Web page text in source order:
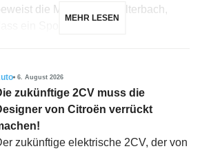
die Marke aus Affalterbach,
MEHR LESEN
6. August 2026
zukünftige 2CV muss die
von Citroën verrückt
zukünftige elektrische 2CV, der von